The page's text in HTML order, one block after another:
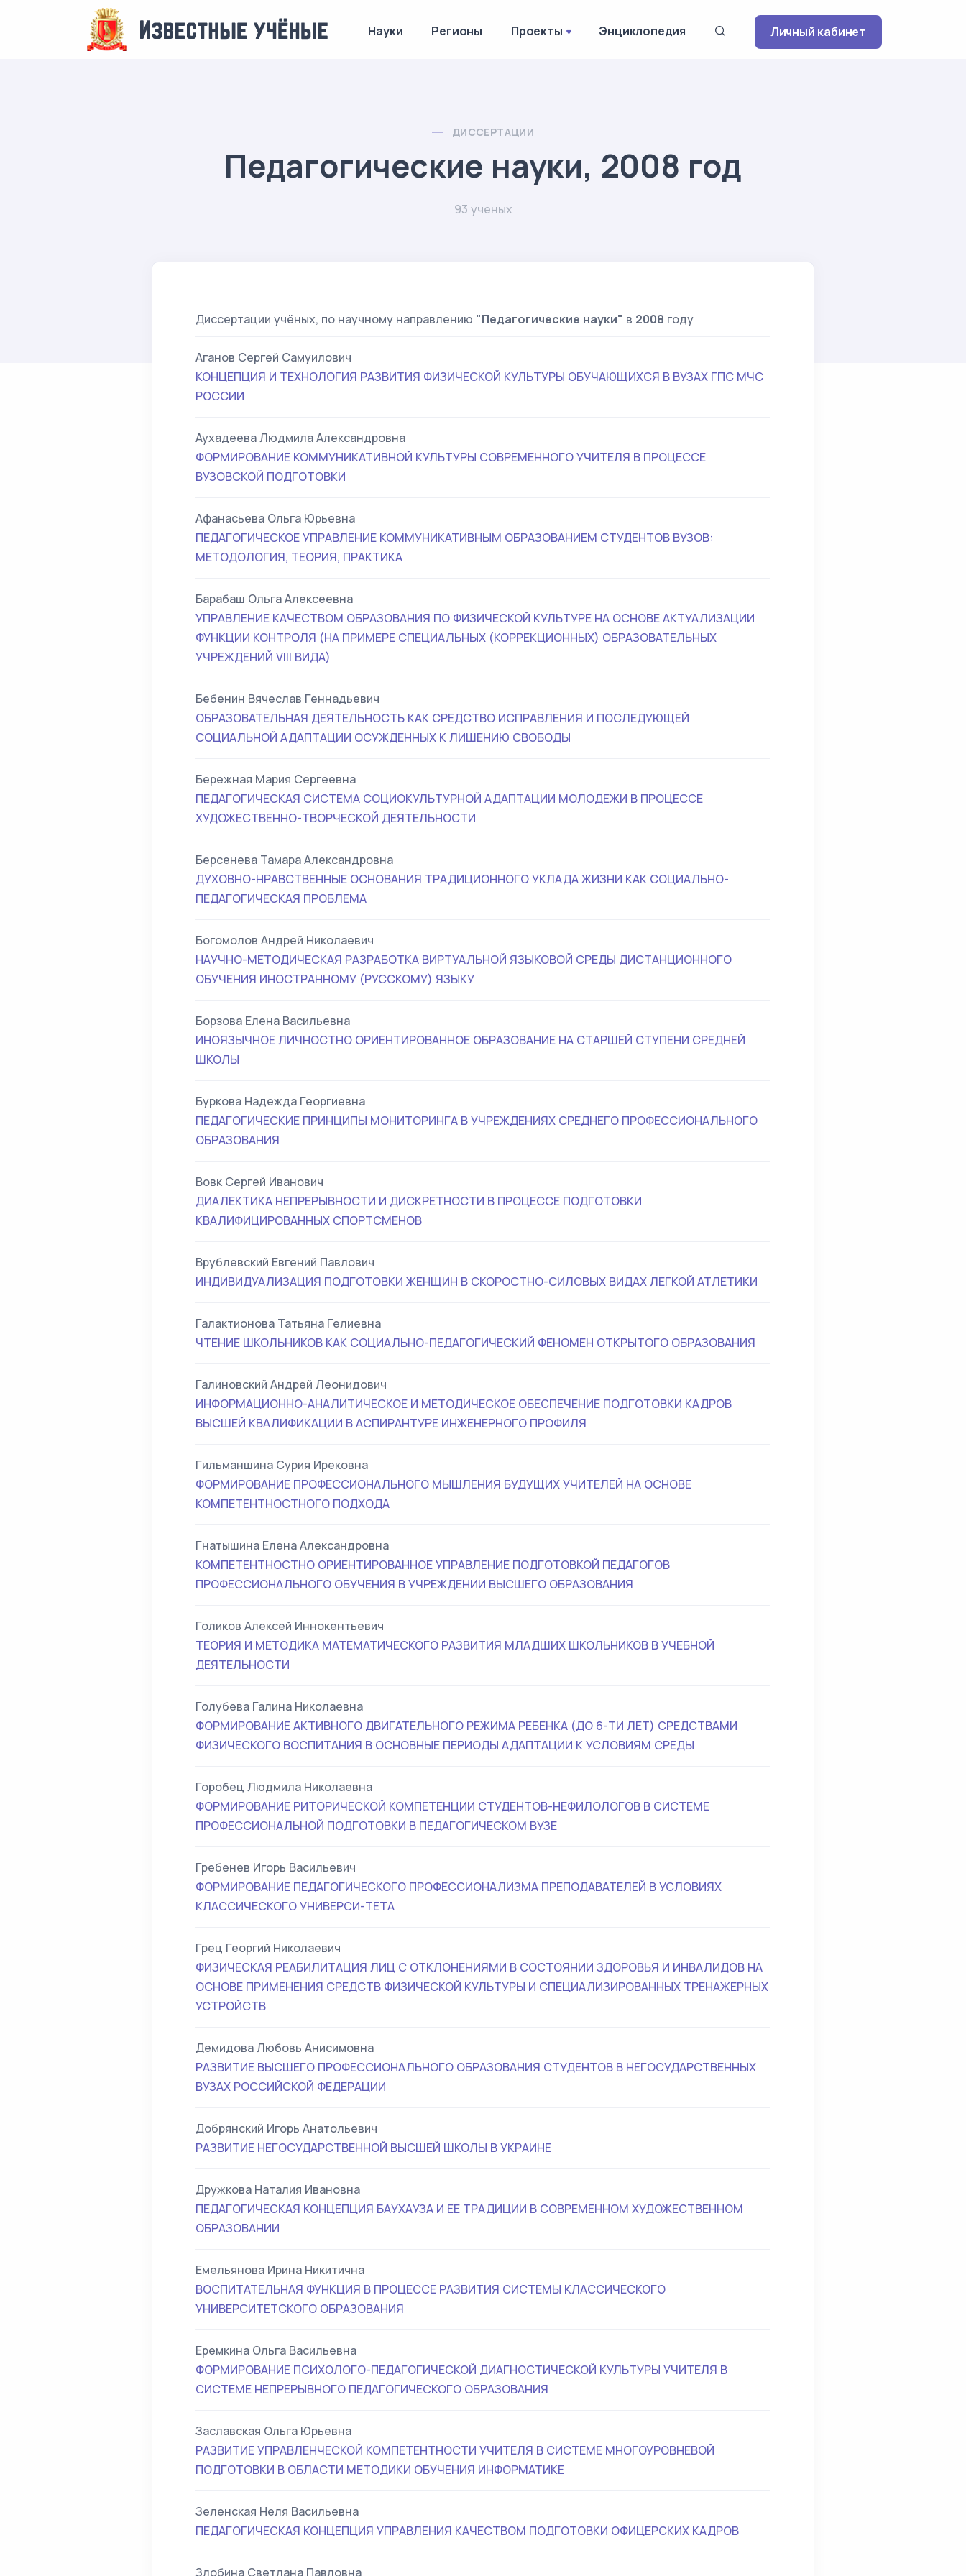
Науки Регионы Проекты Энциклопедия Личный кабинет
ДИССЕРТАЦИИ
Педагогические науки, 2008 год
93 ученых
Диссертации учёных, по научному направлению "Педагогические науки" в 2008 году
Аганов Сергей Самуилович
КОНЦЕПЦИЯ И ТЕХНОЛОГИЯ РАЗВИТИЯ ФИЗИЧЕСКОЙ КУЛЬТУРЫ ОБУЧАЮЩИХСЯ В ВУЗАХ ГПС МЧС
РОССИИ
Аухадеева Людмила Александровна
ФОРМИРОВАНИЕ КОММУНИКАТИВНОЙ КУЛЬТУРЫ СОВРЕМЕННОГО УЧИТЕЛЯ В ПРОЦЕССЕ
ВУЗОВСКОЙ ПОДГОТОВКИ
Афанасьева Ольга Юрьевна
ПЕДАГОГИЧЕСКОЕ УПРАВЛЕНИЕ КОММУНИКАТИВНЫМ ОБРАЗОВАНИЕМ СТУДЕНТОВ ВУЗОВ:
МЕТОДОЛОГИЯ, ТЕОРИЯ, ПРАКТИКА
Барабаш Ольга Алексеевна
УПРАВЛЕНИЕ КАЧЕСТВОМ ОБРАЗОВАНИЯ ПО ФИЗИЧЕСКОЙ КУЛЬТУРЕ НА ОСНОВЕ АКТУАЛИЗАЦИИ
ФУНКЦИИ КОНТРОЛЯ (НА ПРИМЕРЕ СПЕЦИАЛЬНЫХ (КОРРЕКЦИОННЫХ) ОБРАЗОВАТЕЛЬНЫХ
УЧРЕЖДЕНИЙ VIII ВИДА)
Бебенин Вячеслав Геннадьевич
ОБРАЗОВАТЕЛЬНАЯ ДЕЯТЕЛЬНОСТЬ КАК СРЕДСТВО ИСПРАВЛЕНИЯ И ПОСЛЕДУЮЩЕЙ
СОЦИАЛЬНОЙ АДАПТАЦИИ ОСУЖДЕННЫХ К ЛИШЕНИЮ СВОБОДЫ
Бережная Мария Сергеевна
ПЕДАГОГИЧЕСКАЯ СИСТЕМА СОЦИОКУЛЬТУРНОЙ АДАПТАЦИИ МОЛОДЕЖИ В ПРОЦЕССЕ
ХУДОЖЕСТВЕННО-ТВОРЧЕСКОЙ ДЕЯТЕЛЬНОСТИ
Берсенева Тамара Александровна
ДУХОВНО-НРАВСТВЕННЫЕ ОСНОВАНИЯ ТРАДИЦИОННОГО УКЛАДА ЖИЗНИ КАК СОЦИАЛЬНО-
ПЕДАГОГИЧЕСКАЯ ПРОБЛЕМА
Богомолов Андрей Николаевич
НАУЧНО-МЕТОДИЧЕСКАЯ РАЗРАБОТКА ВИРТУАЛЬНОЙ ЯЗЫКОВОЙ СРЕДЫ ДИСТАНЦИОННОГО
ОБУЧЕНИЯ ИНОСТРАННОМУ (РУССКОМУ) ЯЗЫКУ
Борзова Елена Васильевна
ИНОЯЗЫЧНОЕ ЛИЧНОСТНО ОРИЕНТИРОВАННОЕ ОБРАЗОВАНИЕ НА СТАРШЕЙ СТУПЕНИ СРЕДНЕЙ
ШКОЛЫ
Буркова Надежда Георгиевна
ПЕДАГОГИЧЕСКИЕ ПРИНЦИПЫ МОНИТОРИНГА В УЧРЕЖДЕНИЯХ СРЕДНЕГО ПРОФЕССИОНАЛЬНОГО
ОБРАЗОВАНИЯ
Вовк Сергей Иванович
ДИАЛЕКТИКА НЕПРЕРЫВНОСТИ И ДИСКРЕТНОСТИ В ПРОЦЕССЕ ПОДГОТОВКИ
КВАЛИФИЦИРОВАННЫХ СПОРТСМЕНОВ
Врублевский Евгений Павлович
ИНДИВИДУАЛИЗАЦИЯ ПОДГОТОВКИ ЖЕНЩИН В СКОРОСТНО-СИЛОВЫХ ВИДАХ ЛЕГКОЙ АТЛЕТИКИ
Галактионова Татьяна Гелиевна
ЧТЕНИЕ ШКОЛЬНИКОВ КАК СОЦИАЛЬНО-ПЕДАГОГИЧЕСКИЙ ФЕНОМЕН ОТКРЫТОГО ОБРАЗОВАНИЯ
Галиновский Андрей Леонидович
ИНФОРМАЦИОННО-АНАЛИТИЧЕСКОЕ И МЕТОДИЧЕСКОЕ ОБЕСПЕЧЕНИЕ ПОДГОТОВКИ КАДРОВ
ВЫСШЕЙ КВАЛИФИКАЦИИ В АСПИРАНТУРЕ ИНЖЕНЕРНОГО ПРОФИЛЯ
Гильманшина Сурия Ирековна
ФОРМИРОВАНИЕ ПРОФЕССИОНАЛЬНОГО МЫШЛЕНИЯ БУДУЩИХ УЧИТЕЛЕЙ НА ОСНОВЕ
КОМПЕТЕНТНОСТНОГО ПОДХОДА
Гнатышина Елена Александровна
КОМПЕТЕНТНОСТНО ОРИЕНТИРОВАННОЕ УПРАВЛЕНИЕ ПОДГОТОВКОЙ ПЕДАГОГОВ
ПРОФЕССИОНАЛЬНОГО ОБУЧЕНИЯ В УЧРЕЖДЕНИИ ВЫСШЕГО ОБРАЗОВАНИЯ
Голиков Алексей Иннокентьевич
ТЕОРИЯ И МЕТОДИКА МАТЕМАТИЧЕСКОГО РАЗВИТИЯ МЛАДШИХ ШКОЛЬНИКОВ В УЧЕБНОЙ
ДЕЯТЕЛЬНОСТИ
Голубева Галина Николаевна
ФОРМИРОВАНИЕ АКТИВНОГО ДВИГАТЕЛЬНОГО РЕЖИМА РЕБЕНКА (ДО 6-ТИ ЛЕТ) СРЕДСТВАМИ
ФИЗИЧЕСКОГО ВОСПИТАНИЯ В ОСНОВНЫЕ ПЕРИОДЫ АДАПТАЦИИ К УСЛОВИЯМ СРЕДЫ
Горобец Людмила Николаевна
ФОРМИРОВАНИЕ РИТОРИЧЕСКОЙ КОМПЕТЕНЦИИ СТУДЕНТОВ-НЕФИЛОЛОГОВ В СИСТЕМЕ
ПРОФЕССИОНАЛЬНОЙ ПОДГОТОВКИ В ПЕДАГОГИЧЕСКОМ ВУЗЕ
Гребенев Игорь Васильевич
ФОРМИРОВАНИЕ ПЕДАГОГИЧЕСКОГО ПРОФЕССИОНАЛИЗМА ПРЕПОДАВАТЕЛЕЙ В УСЛОВИЯХ
КЛАССИЧЕСКОГО УНИВЕРСИ-ТЕТА
Грец Георгий Николаевич
ФИЗИЧЕСКАЯ РЕАБИЛИТАЦИЯ ЛИЦ С ОТКЛОНЕНИЯМИ В СОСТОЯНИИ ЗДОРОВЬЯ И ИНВАЛИДОВ НА
ОСНОВЕ ПРИМЕНЕНИЯ СРЕДСТВ ФИЗИЧЕСКОЙ КУЛЬТУРЫ И СПЕЦИАЛИЗИРОВАННЫХ ТРЕНАЖЕРНЫХ
УСТРОЙСТВ
Демидова Любовь Анисимовна
РАЗВИТИЕ ВЫСШЕГО ПРОФЕССИОНАЛЬНОГО ОБРАЗОВАНИЯ СТУДЕНТОВ В НЕГОСУДАРСТВЕННЫХ
ВУЗАХ РОССИЙСКОЙ ФЕДЕРАЦИИ
Добрянский Игорь Анатольевич
РАЗВИТИЕ НЕГОСУДАРСТВЕННОЙ ВЫСШЕЙ ШКОЛЫ В УКРАИНЕ
Дружкова Наталия Ивановна
ПЕДАГОГИЧЕСКАЯ КОНЦЕПЦИЯ БАУХАУЗА И ЕЕ ТРАДИЦИИ В СОВРЕМЕННОМ ХУДОЖЕСТВЕННОМ
ОБРАЗОВАНИИ
Емельянова Ирина Никитична
ВОСПИТАТЕЛЬНАЯ ФУНКЦИЯ В ПРОЦЕССЕ РАЗВИТИЯ СИСТЕМЫ КЛАССИЧЕСКОГО
УНИВЕРСИТЕТСКОГО ОБРАЗОВАНИЯ
Еремкина Ольга Васильевна
ФОРМИРОВАНИЕ ПСИХОЛОГО-ПЕДАГОГИЧЕСКОЙ ДИАГНОСТИЧЕСКОЙ КУЛЬТУРЫ УЧИТЕЛЯ В
СИСТЕМЕ НЕПРЕРЫВНОГО ПЕДАГОГИЧЕСКОГО ОБРАЗОВАНИЯ
Заславская Ольга Юрьевна
РАЗВИТИЕ УПРАВЛЕНЧЕСКОЙ КОМПЕТЕНТНОСТИ УЧИТЕЛЯ В СИСТЕМЕ МНОГОУРОВНЕВОЙ
ПОДГОТОВКИ В ОБЛАСТИ МЕТОДИКИ ОБУЧЕНИЯ ИНФОРМАТИКЕ
Зеленская Неля Васильевна
ПЕДАГОГИЧЕСКАЯ КОНЦЕПЦИЯ УПРАВЛЕНИЯ КАЧЕСТВОМ ПОДГОТОВКИ ОФИЦЕРСКИХ КАДРОВ
Злобина Светлана Павловна